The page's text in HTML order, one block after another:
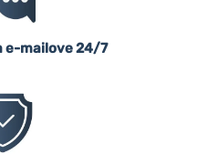
e-mailove 24/7